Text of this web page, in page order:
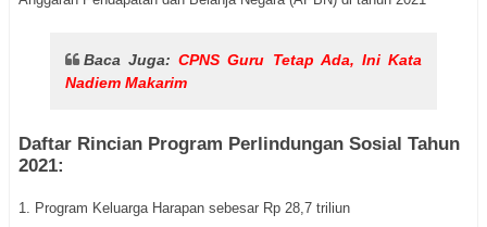
Baca Juga:CPNS Guru Tetap Ada, Ini Kata
Nadiem Makarim
Daftar Rincian Program Perlindungan Sosial Tahun
2021:
1. Program Keluarga Harapan sebesar Rp 28,7 triliun